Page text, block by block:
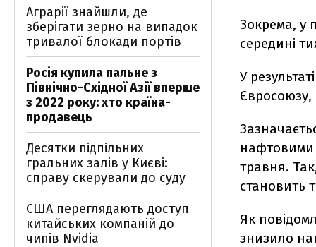
Зокрема, у
середині
У
Євросоюзу,
нафтовими
травня.
становить
Як
знизило
Аграрії знайшли, де
зберігати зерно на випадок
тривалої блокади портів
Росія купила пальне з
Північно-Східної Азії вперше
з 2022 року: хто країна-
продавець
Десятки підпільних
гральних залів у Києві:
справу скерували до суду
США переглядають доступ
китайських компаній до
чипів Nvidia